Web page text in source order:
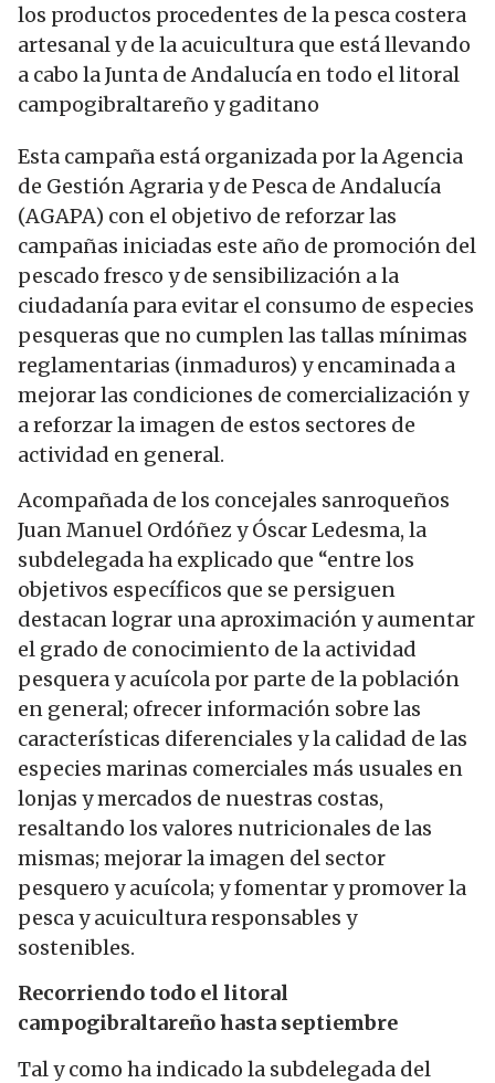
los productos procedentes de la pesca costera
artesanal y de la acuicultura que está llevando
a cabo la Junta de Andalucía en todo el litoral
campogibraltareño y gaditano
Esta campaña está organizada por la Agencia
de Gestión Agraria y de Pesca de Andalucía
(AGAPA) con el objetivo de reforzar las
campañas iniciadas este año de promoción del
pescado fresco y de sensibilización a la
ciudadanía para evitar el consumo de especies
pesqueras que no cumplen las tallas mínimas
reglamentarias (inmaduros) y encaminada a
mejorar las condiciones de comercialización y
a reforzar la imagen de estos sectores de
actividad en general.
Acompañada de los concejales sanroqueños
Juan Manuel Ordóñez y Óscar Ledesma, la
subdelegada ha explicado que “entre los
objetivos específicos que se persiguen
destacan lograr una aproximación y aumentar
el grado de conocimiento de la actividad
pesquera y acuícola por parte de la población
en general; ofrecer información sobre las
características diferenciales y la calidad de las
especies marinas comerciales más usuales en
lonjas y mercados de nuestras costas,
resaltando los valores nutricionales de las
mismas; mejorar la imagen del sector
pesquero y acuícola; y fomentar y promover la
pesca y acuicultura responsables y
sostenibles.
Recorriendo todo el litoral
campogibraltareño hasta septiembre
Tal y como ha indicado la subdelegada del